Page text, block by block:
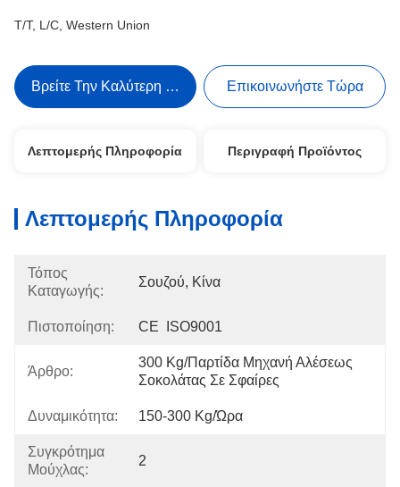
T/T, L/C, Western Union
Βρείτε Την Καλύτερη Τιμή Επικοινωνήστε Τώρα
Λεπτομερής Πληροφορία Περιγραφή Προϊόντος
Λεπτομερής Πληροφορία
Τόπος
Καταγωγής:
Σουζού, Κίνα
Πιστοποίηση: CE  ISO9001
Άρθρο:
300 Kg/παρτίδα Μηχανή Αλέσεως
Σοκολάτας Σε Σφαίρες
Δυναμικότητα: 150-300 Kg/ώρα
Συγκρότημα
Μούχλας:
2